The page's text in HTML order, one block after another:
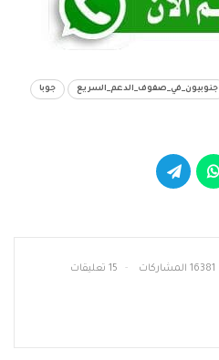
جنوبيون_في_صفوف_الدعم_السريع جوبا
16381 المشاركات 15 تعليقات